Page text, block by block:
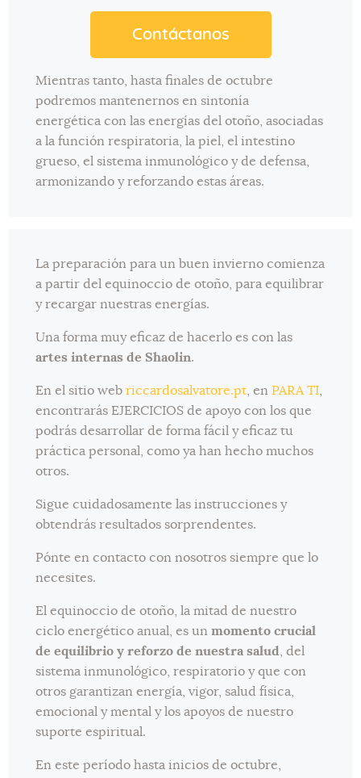
Contáctanos
Mientras tanto, hasta finales de octubre
podremos mantenernos en sintonía
energética con las energías del otoño, asociadas
a la función respiratoria, la piel, el intestino
grueso, el sistema inmunológico y de defensa,
armonizando y reforzando estas áreas.
La preparación para un buen invierno comienza
a partir del equinoccio de otoño, para equilibrar
y recargar nuestras energías.
Una forma muy eficaz de hacerlo es con las
artes internas de Shaolin.
En el sitio webriccardosalvatore.pt, en PARA TI,
encontrarás EJERCICIOS de apoyo con los que
podrás desarrollar de forma fácil y eficaz tu
práctica personal, como ya han hecho muchos
otros.
Sigue cuidadosamente las instrucciones y
obtendrás resultados sorprendentes.
Pónte en contacto con nosotros siempre que lo
necesites.
El equinoccio de otoño, la mitad de nuestro
ciclo energético anual, es unmomento crucial
de equilibrio y reforzo de nuestra salud, del
sistema inmunológico, respiratorio y que con
otros garantizan energía, vigor, salud física,
emocional y mental y los apoyos de nuestro
suporte espiritual.
En este período hasta inicios de octubre,